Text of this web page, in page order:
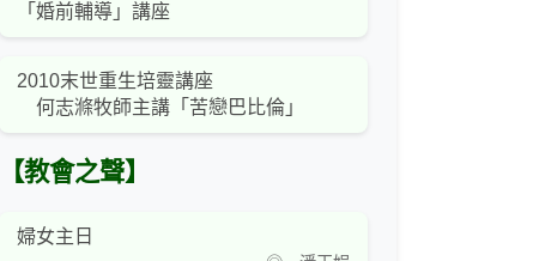
「婚前輔導」講座
2010末世重生培靈講座
何志滌牧師主講「苦戀巴比倫」
【教會之聲】
婦女主日